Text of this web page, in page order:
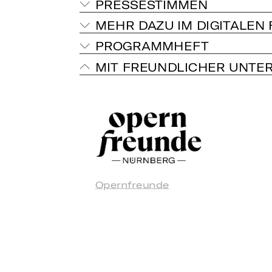
PRESSESTIMMEN
MEHR DAZU IM DIGITALEN
PROGRAMMHEFT
MIT FREUNDLICHER
Opernfreunde